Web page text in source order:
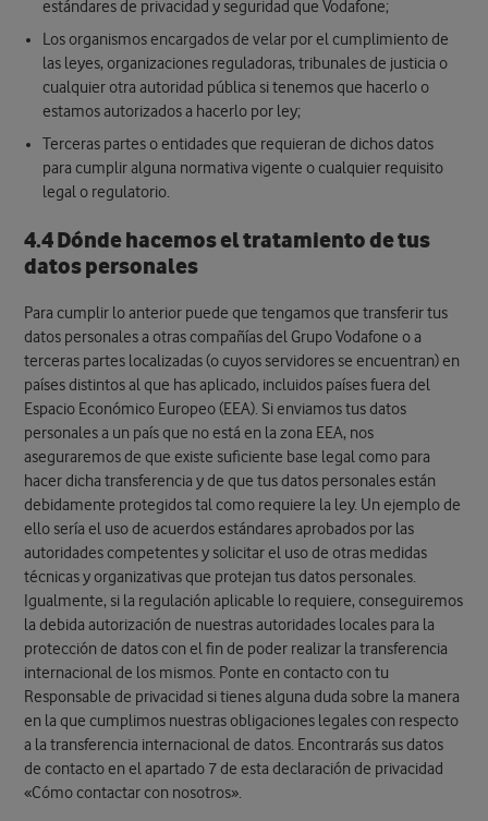
estándares de privacidad y seguridad que Vodafone;
Los organismos encargados de velar por el cumplimiento de
las leyes, organizaciones reguladoras, tribunales de justicia o
cualquier otra autoridad pública si tenemos que hacerlo o
estamos autorizados a hacerlo por ley;
Terceras partes o entidades que requieran de dichos datos
para cumplir alguna normativa vigente o cualquier requisito
legal o regulatorio.
4.4 Dónde hacemos el tratamiento de tus
datos personales
Para cumplir lo anterior puede que tengamos que transferir tus
datos personales a otras compañías del Grupo Vodafone o a
terceras partes localizadas (o cuyos servidores se encuentran) en
países distintos al que has aplicado, incluidos países fuera del
Espacio Económico Europeo (EEA). Si enviamos tus datos
personales a un país que no está en la zona EEA, nos
aseguraremos de que existe suficiente base legal como para
hacer dicha transferencia y de que tus datos personales están
debidamente protegidos tal como requiere la ley. Un ejemplo de
ello sería el uso de acuerdos estándares aprobados por las
autoridades competentes y solicitar el uso de otras medidas
técnicas y organizativas que protejan tus datos personales.
Igualmente, si la regulación aplicable lo requiere, conseguiremos
la debida autorización de nuestras autoridades locales para la
protección de datos con el fin de poder realizar la transferencia
internacional de los mismos. Ponte en contacto con tu
Responsable de privacidad si tienes alguna duda sobre la manera
en la que cumplimos nuestras obligaciones legales con respecto
a la transferencia internacional de datos. Encontrarás sus datos
de contacto en el apartado 7 de esta declaración de privacidad
«Cómo contactar con nosotros».